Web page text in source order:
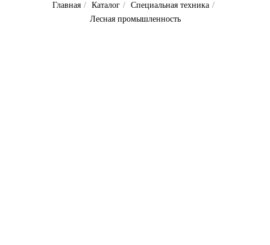
Главная / Каталог / Специальная техника /
Лесная промышленность